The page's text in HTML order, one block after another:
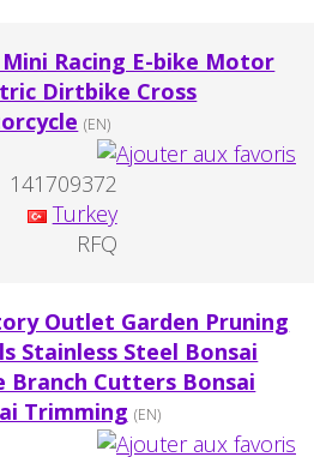
Mini Racing E-bike Motor
Dirtbike Cross
(EN)
141709372
Turkey
RFQ
Outlet Garden Pruning
Stainless Steel Bonsai
Branch Cutters Bonsai
Trimming (EN)